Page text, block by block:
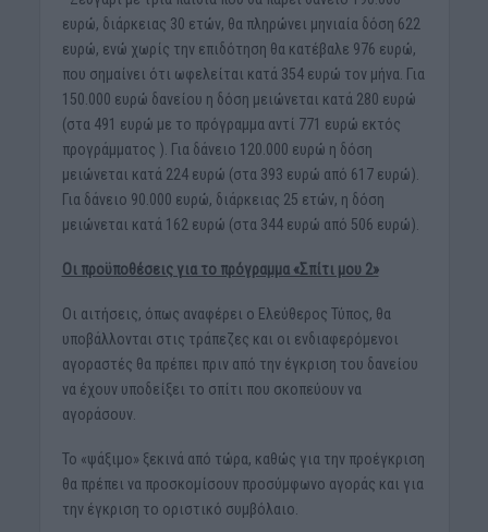
ευρώ, διάρκειας 30 ετών, θα πληρώνει μηνιαία δόση 622
ευρώ, ενώ χωρίς την επιδότηση θα κατέβαλε 976 ευρώ,
που σημαίνει ότι ωφελείται κατά 354 ευρώ τον μήνα. Για
150.000 ευρώ δανείου η δόση μειώνεται κατά 280 ευρώ
(στα 491 ευρώ με το πρόγραμμα αντί 771 ευρώ εκτός
προγράμματος ). Για δάνειο 120.000 ευρώ η δόση
μειώνεται κατά 224 ευρώ (στα 393 ευρώ από 617 ευρώ).
Για δάνειο 90.000 ευρώ, διάρκειας 25 ετών, η δόση
μειώνεται κατά 162 ευρώ (στα 344 ευρώ από 506 ευρώ).
Οι προϋποθέσεις για το πρόγραμμα «Σπίτι μου 2»
Οι αιτήσεις, όπως αναφέρει ο Ελεύθερος Τύπος, θα
υποβάλλονται στις τράπεζες και οι ενδιαφερόμενοι
αγοραστές θα πρέπει πριν από την έγκριση του δανείου
να έχουν υποδείξει το σπίτι που σκοπεύουν να
αγοράσουν.
Το «ψάξιμο» ξεκινά από τώρα, καθώς για την προέγκριση
θα πρέπει να προσκομίσουν προσύμφωνο αγοράς και για
την έγκριση το οριστικό συμβόλαιο.